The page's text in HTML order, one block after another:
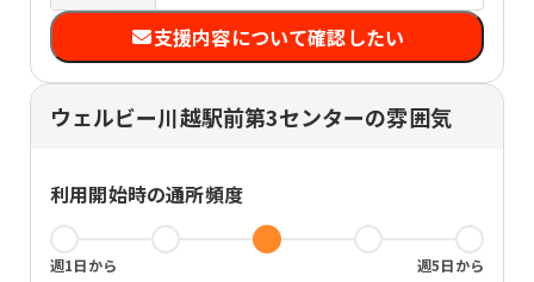
支援内容について確認したい
ウェルビー川越駅前第3センターの雰囲気
利用開始時の通所頻度
週1日から 週5日から